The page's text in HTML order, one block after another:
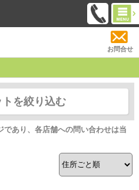
お問合せ
トを絞り込む
あり、各店舗への問い合わせは当